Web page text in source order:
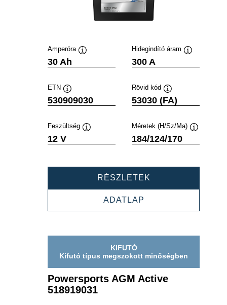
Amperóra
30 Ah
Hidegindító áram
300 A
ETN
Elemleírás
530909030
Rövid kód
Elemleírás
53030 (FA)
Feszültség
12 V
Méretek (H/Sz/Ma)
184/124/170
RÉSZLETEK
ADATLAP
KIFUTÓ
Kifutó típus megszokott minőségben
Powersports AGM Active
518919031